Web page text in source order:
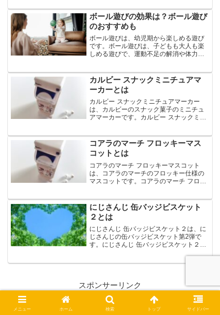
ー、スクワット鬼など全5種のラインナッ
プです。今回は...
ボール遊びの効果は？ボール遊び
のおすすめも
ボール遊びは、幼児期から楽しめる遊び
です。ボール遊びは、子どもも大人も楽
しめる遊びで、運動不足の解消や体力ア
か。今回は、ボール遊びの効果やボール
遊びのおすすめなどについて...
カルビー スナックミニチュアマ
ーカーとは
カルビー スナックミニチュアマーカー
は、カルビーのスナック菓子のミニチュ
アマーカーです。カルビー スナックミニ
カルビー スナックミニチュアマーカーの
魅力や購入方法など...
コアラのマーチ フロッキーマス
コットとは
コアラのマーチ フロッキーマスコット
は、コアラのマーチのフロッキー仕様の
マスコットです。コアラのマーチ フロッ
コアラのマーチ フロッキーマスコットの
特徴や購入方法など...
にじさんじ 缶バッジビスケット
２とは
にじさんじ 缶バッジビスケット２は、に
じさんじの缶バッジビスケット第2弾で
す。にじさんじ 缶バッジビスケット２の
スポンサーリンク
メニュー ホーム 検索 トップ サイドバー